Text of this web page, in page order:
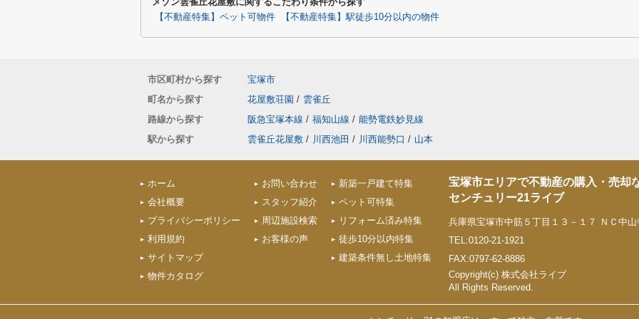
【不動産特集】ペット可物件 【不動産特集】駅徒歩10分以内の物件
市区町村から探す
宝塚市
町名から探す
花屋敷荘園 / 雲雀丘
路線から探す
阪急宝塚本線 / 福知山線 / 能勢電鉄妙見線
駅から探す
雲雀丘花屋敷 / 川西池田 / 川西能勢口 / 山本
ホーム
会社概要
プライバシーポリシー
利用規約
サイトマップ
物件カタログ
お問い合わせ
スタッフ紹介
周辺施設検索
お客様の声
新築一戸建て特集
ペット可特集
リフォーム済み特集
徒歩10分以内特集
建築条件無し土地特集
宝塚市エリアで不動産の購入・売却
センチュリー21ライブ
兵庫県宝塚市中筋５丁目１３－１７ ＮＣ中山
TEL:0120-21-1921
FAX:0797-62-8886
Copyright(c) 株式会社ライブ
All Rights Reserved.